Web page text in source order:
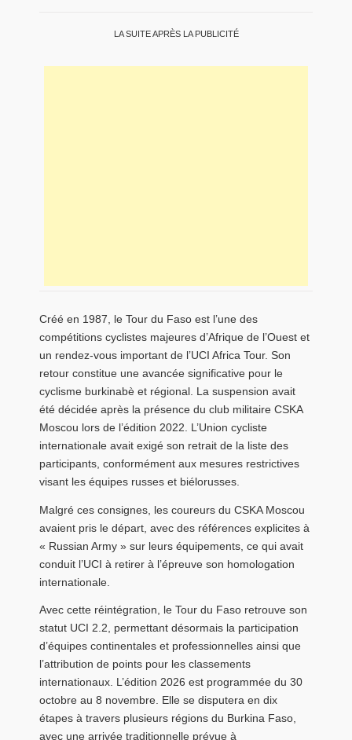
LA SUITE APRÈS LA PUBLICITÉ
Créé en 1987, le Tour du Faso est l’une des
compétitions cyclistes majeures d’Afrique de l’Ouest et
un rendez-vous important de l’UCI Africa Tour. Son
retour constitue une avancée significative pour le
cyclisme burkinabè et régional. La suspension avait
été décidée après la présence du club militaire CSKA
Moscou lors de l’édition 2022. L’Union cycliste
internationale avait exigé son retrait de la liste des
participants, conformément aux mesures restrictives
visant les équipes russes et biélorusses.
Malgré ces consignes, les coureurs du CSKA Moscou
avaient pris le départ, avec des références explicites à
« Russian Army » sur leurs équipements, ce qui avait
conduit l’UCI à retirer à l’épreuve son homologation
internationale.
Avec cette réintégration, le Tour du Faso retrouve son
statut UCI 2.2, permettant désormais la participation
d’équipes continentales et professionnelles ainsi que
l’attribution de points pour les classements
internationaux. L’édition 2026 est programmée du 30
octobre au 8 novembre. Elle se disputera en dix
étapes à travers plusieurs régions du Burkina Faso,
avec une arrivée traditionnelle prévue à